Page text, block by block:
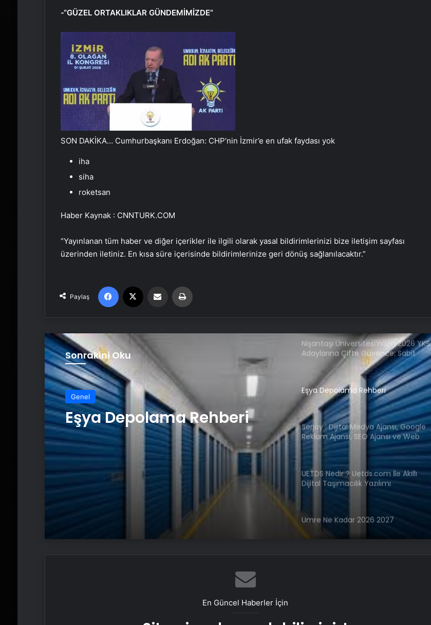
-“GÜZEL ORTAKLIKLAR GÜNDEMİMİZDE”
SON DAKİKA… Cumhurbaşkanı Erdoğan: CHP’nin İzmir’e en ufak faydası yok
iha
siha
roketsan
Haber Kaynak : CNNTURK.COM
“Yayınlanan tüm haber ve diğer içerikler ile ilgili olarak yasal bildirimlerinizi bize iletişim sayfası
üzerinden iletiniz. En kısa süre içerisinde bildirimlerinize geri dönüş sağlanılacaktır.”
Paylaş
Facebook Email'den paylaş
Sonrakini Oku
Genel
Eşya Depolama Rehberi
Yol Yardım Atağı
Samsun’da Güvenilir Diş Merkezi:
Kaliteli ve Profesyonel Hizmetler
Nişantaşı Üniversitesi’nden 2026 YKS
Adaylarına Çifte Güvence: Sabit
Ücret ve Kesintisiz Burs
Eşya Depolama Rehberi
Serjoy : Dijital Medya Ajansı, Google
Reklam Ajansı, SEO Ajansı ve Web
Tasarım Ajansı
UETDS Nedir ? Uetds.com İle Akıllı
Dijital Taşımacılık Yazılımı
Umre Ne Kadar 2026 2027
En Güncel Haberler İçin